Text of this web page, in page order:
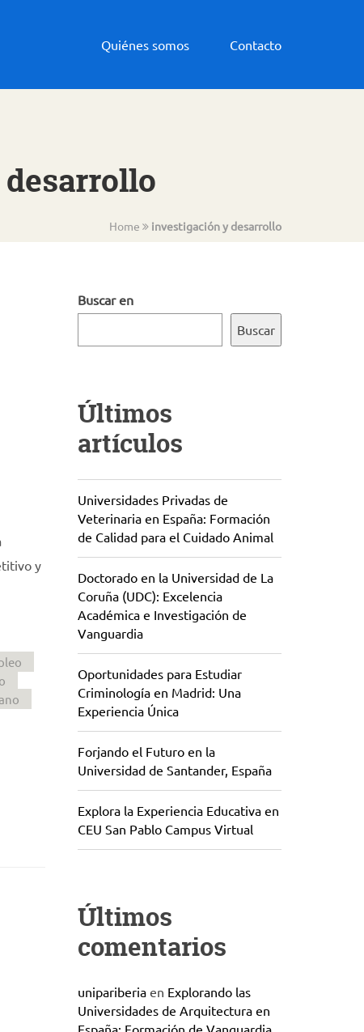
Quiénes somos Contacto
Home investigación y desarrollo
y
Buscar en
Buscar
Últimos
artículos
Universidades Privadas de
Veterinaria en España: Formación
de Calidad para el Cuidado Animal
Doctorado en la Universidad de La
Coruña (UDC): Excelencia
Académica e Investigación de
Vanguardia
Oportunidades para Estudiar
Criminología en Madrid: Una
Experiencia Única
Forjando el Futuro en la
Universidad de Santander, España
Explora la Experiencia Educativa en
CEU San Pablo Campus Virtual
Últimos
comentarios
unipariberiaen Explorando las
Universidades de Arquitectura en
España: Formación de Vanguardia